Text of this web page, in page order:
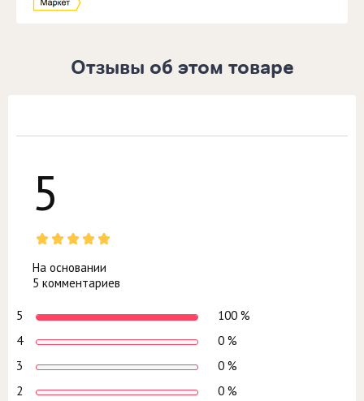
Отзывы об этом товаре
5
На основании
5 комментариев
5
100 %
4
0 %
3
0 %
2
0 %